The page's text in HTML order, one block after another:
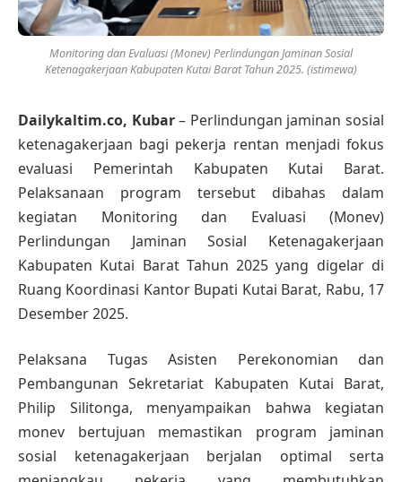
Monitoring dan Evaluasi (Monev) Perlindungan Jaminan Sosial
Ketenagakerjaan Kabupaten Kutai Barat Tahun 2025. (istimewa)
Dailykaltim.co, Kubar– Perlindungan jaminan sosial
ketenagakerjaan bagi pekerja rentan menjadi fokus
evaluasi Pemerintah Kabupaten Kutai Barat.
Pelaksanaan program tersebut dibahas dalam
kegiatan Monitoring dan Evaluasi (Monev)
Perlindungan Jaminan Sosial Ketenagakerjaan
Kabupaten Kutai Barat Tahun 2025 yang digelar di
Ruang Koordinasi Kantor Bupati Kutai Barat, Rabu, 17
Desember 2025.
Pelaksana Tugas Asisten Perekonomian dan
Pembangunan Sekretariat Kabupaten Kutai Barat,
Philip Silitonga, menyampaikan bahwa kegiatan
monev bertujuan memastikan program jaminan
sosial ketenagakerjaan berjalan optimal serta